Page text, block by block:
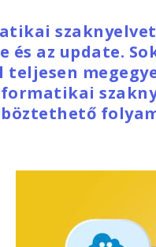
és az update.
teljesen